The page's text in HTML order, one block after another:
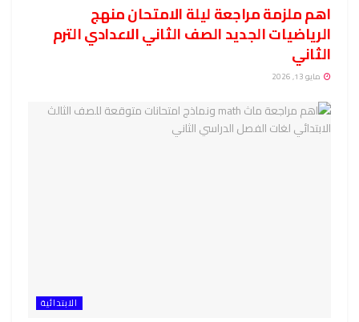
اهم ملزمة مراجعة ليلة الامتحان منهج
الرياضيات الجديد الصف الثاني الاعدادي الترم
الثاني
مايو 13, 2026
الابتدائية